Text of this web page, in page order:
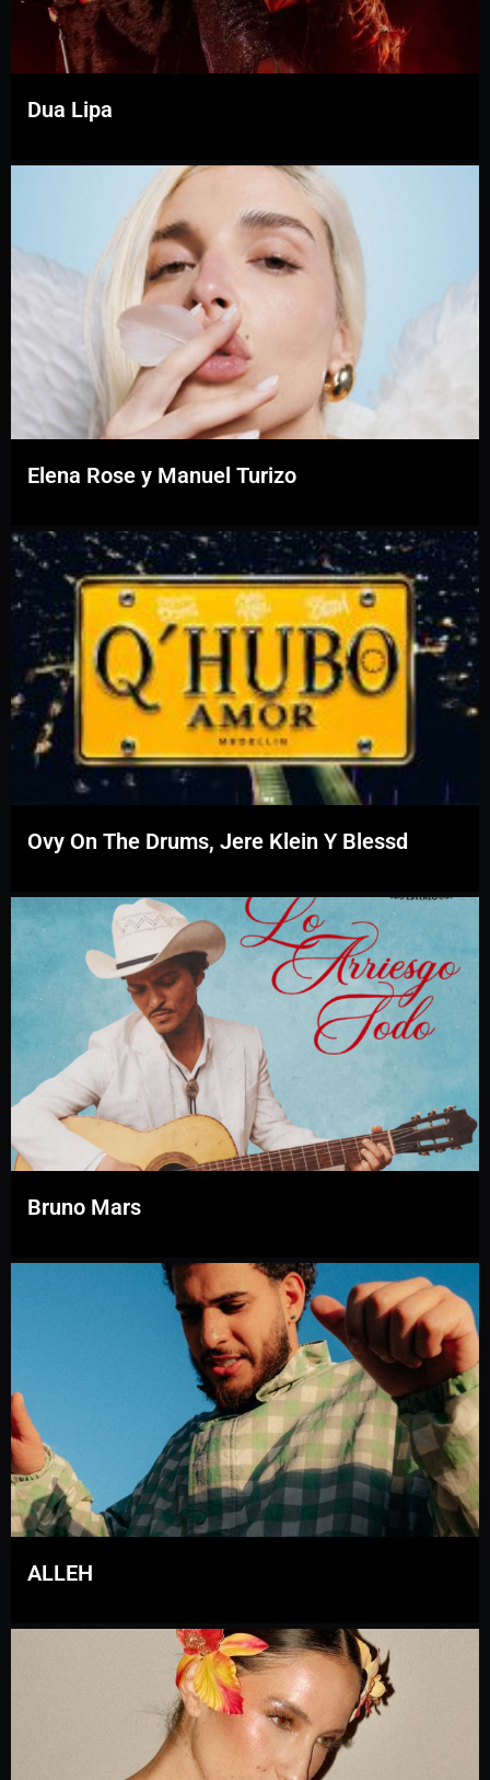
Dua Lipa
Elena Rose y Manuel Turizo
Ovy On The Drums, Jere Klein Y Blessd
Bruno Mars
ALLEH